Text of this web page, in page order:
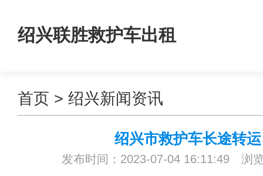
绍兴联胜救护车出租
首页 > 绍兴新闻资讯
绍兴市救护车长途转运
发布时间：2023-07-04 16:11:49 浏